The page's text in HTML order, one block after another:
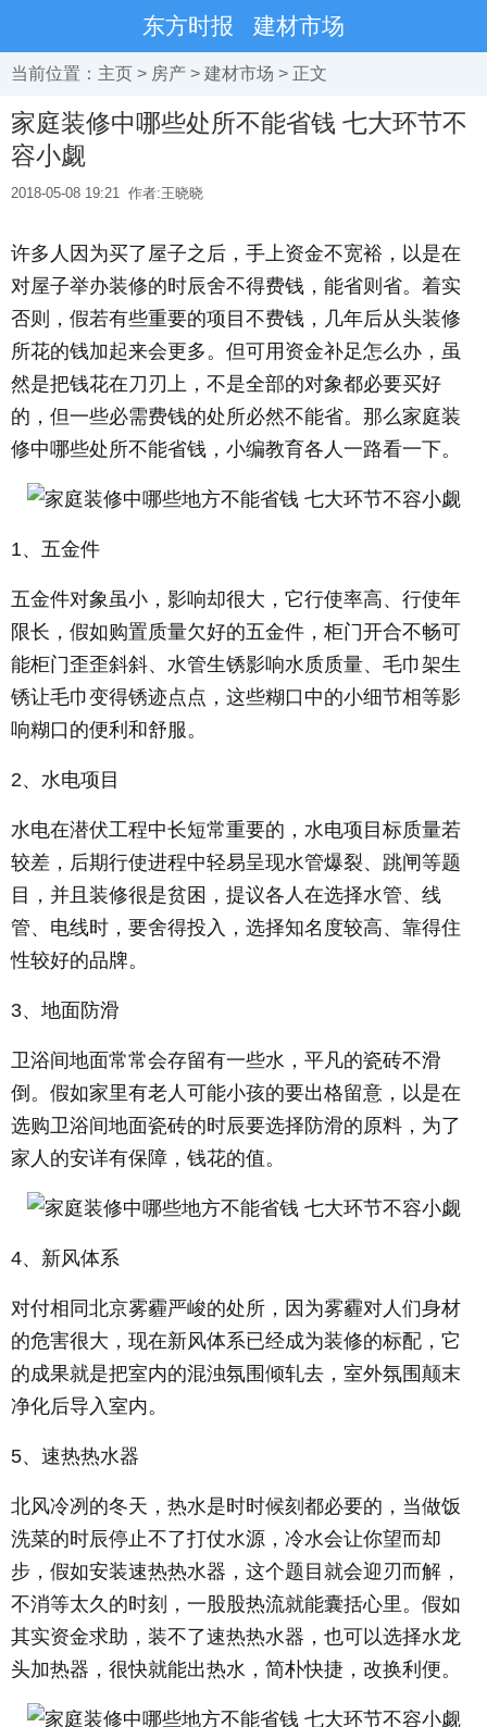
东方时报 建材市场
当前位置： 主页 > 房产 > 建材市场 > 正文
家庭装修中哪些处所不能省钱 七大环节不
容小觑
2018-05-08 19:21 作者:王晓晓
许多人因为买了屋子之后，手上资金不宽裕，以是在
对屋子举办装修的时辰舍不得费钱，能省则省。着实
否则，假若有些重要的项目不费钱，几年后从头装修
所花的钱加起来会更多。但可用资金补足怎么办，虽
然是把钱花在刀刃上，不是全部的对象都必要买好
的，但一些必需费钱的处所必然不能省。那么家庭装
修中哪些处所不能省钱，小编教育各人一路看一下。
1、五金件
五金件对象虽小，影响却很大，它行使率高、行使年
限长，假如购置质量欠好的五金件，柜门开合不畅可
能柜门歪歪斜斜、水管生锈影响水质质量、毛巾架生
锈让毛巾变得锈迹点点，这些糊口中的小细节相等影
响糊口的便利和舒服。
2、水电项目
水电在潜伏工程中长短常重要的，水电项目标质量若
较差，后期行使进程中轻易呈现水管爆裂、跳闸等题
目，并且装修很是贫困，提议各人在选择水管、线
管、电线时，要舍得投入，选择知名度较高、靠得住
性较好的品牌。
3、地面防滑
卫浴间地面常常会存留有一些水，平凡的瓷砖不滑
倒。假如家里有老人可能小孩的要出格留意，以是在
选购卫浴间地面瓷砖的时辰要选择防滑的原料，为了
家人的安详有保障，钱花的值。
4、新风体系
对付相同北京雾霾严峻的处所，因为雾霾对人们身材
的危害很大，现在新风体系已经成为装修的标配，它
的成果就是把室内的混浊氛围倾轧去，室外氛围颠末
净化后导入室内。
5、速热热水器
北风冷冽的冬天，热水是时时候刻都必要的，当做饭
洗菜的时辰停止不了打仗水源，冷水会让你望而却
步，假如安装速热热水器，这个题目就会迎刃而解，
不消等太久的时刻，一股股热流就能囊括心里。假如
其实资金求助，装不了速热热水器，也可以选择水龙
头加热器，很快就能出热水，简朴快捷，改换利便。